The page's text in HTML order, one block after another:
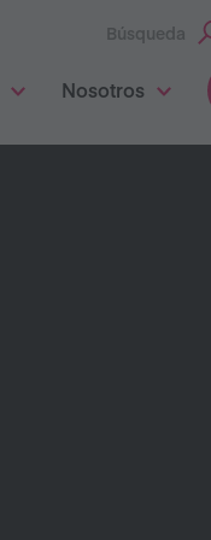
Búsqueda
Nosotros